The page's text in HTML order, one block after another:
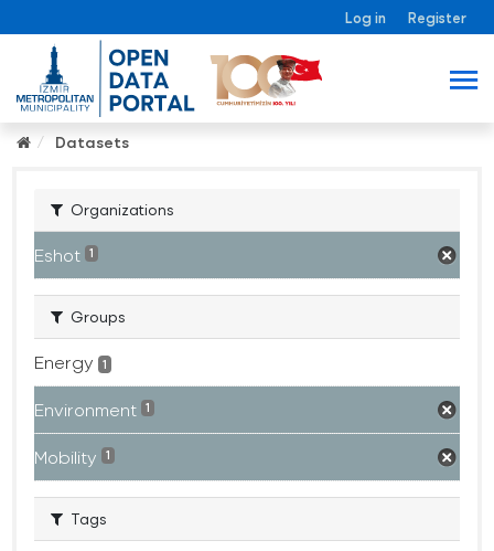
Log in Register
Datasets
Organizations
Eshot 1
Groups
Energy 1
Environment 1
Mobility 1
Tags